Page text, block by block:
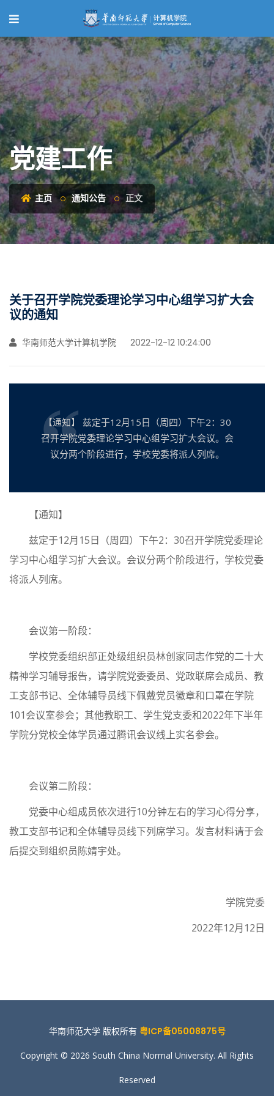
党建工作
主页 通知公告 正文
关于召开学院党委理论学习中心组学习扩大会
议的通知
华南师范大学计算机学院 2022-12-12 10:24:00
【通知】 兹定于12月15日（周四）下午2：30
召开学院党委理论学习中心组学习扩大会议。会
议分两个阶段进行，学校党委将派人列席。
【通知】
兹定于12月15日（周四）下午2：30召开学院党委理论
学习中心组学习扩大会议。会议分两个阶段进行，学校党委
将派人列席。
会议第一阶段：
学校党委组织部正处级组织员林创家同志作党的二十大
精神学习辅导报告，请学院党委委员、党政联席会成员、教
工支部书记、全体辅导员线下佩戴党员徽章和口罩在学院
101会议室参会；其他教职工、学生党支委和2022年下半年
学院分党校全体学员通过腾讯会议线上实名参会。
会议第二阶段：
党委中心组成员依次进行10分钟左右的学习心得分享，
教工支部书记和全体辅导员线下列席学习。发言材料请于会
后提交到组织员陈婧宇处。
学院党委
2022年12月12日
华南师范大学 版权所有 粤ICP备05008875号
Copyright © 2026 South China Normal University. All Rights
Reserved